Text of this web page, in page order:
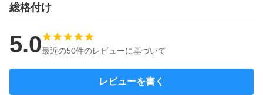
総格付け
5.0最近の50件のレビューに基づいて
レビューを書く